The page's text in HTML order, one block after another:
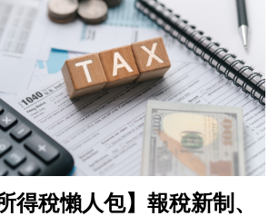
得稅懶人包】報稅新制、